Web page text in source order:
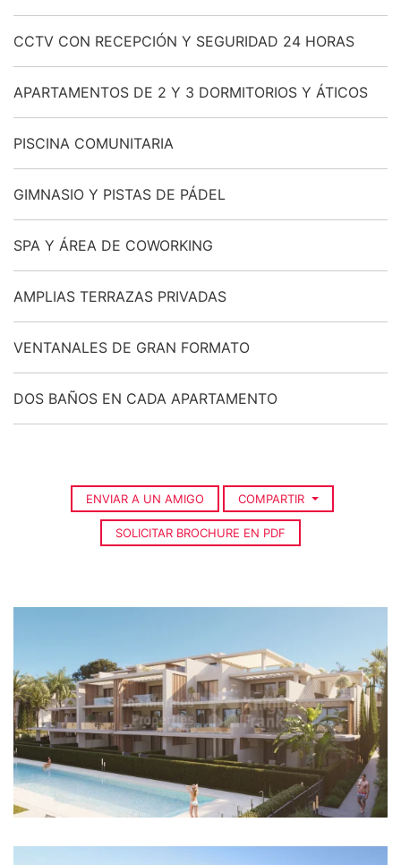
CCTV CON RECEPCIÓN Y SEGURIDAD 24 HORAS
APARTAMENTOS DE 2 Y 3 DORMITORIOS Y ÁTICOS
PISCINA COMUNITARIA
GIMNASIO Y PISTAS DE PÁDEL
SPA Y ÁREA DE COWORKING
AMPLIAS TERRAZAS PRIVADAS
VENTANALES DE GRAN FORMATO
DOS BAÑOS EN CADA APARTAMENTO
ENVIAR A UN AMIGO COMPARTIR
SOLICITAR BROCHURE EN PDF